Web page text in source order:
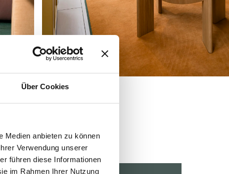
Über Cookies
Medien anbieten zu können
Verwendung unserer
führen diese Informationen
im Rahmen Ihrer Nutzung